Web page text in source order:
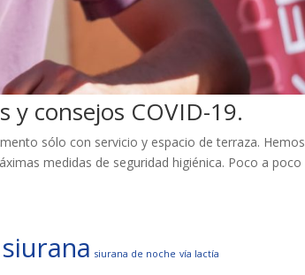
y consejos COVID-19.
sólo con servicio y espacio de terraza. Hemos
medidas de seguridad higiénica. Poco a poco
siurana siurana de noche vía lactía